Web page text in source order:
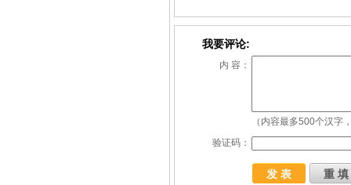
我要评论:
内 容：
（内容最多500个汉字
验证码：